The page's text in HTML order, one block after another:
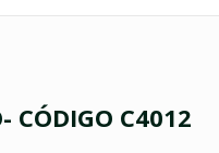
CÓDIGO C4012